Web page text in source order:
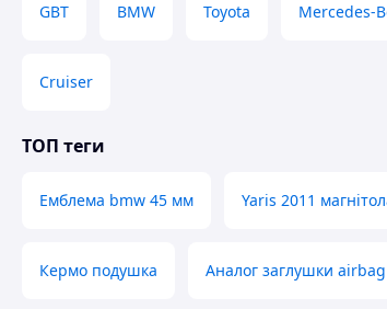
GBT BMW Toyota Mercedes-
Cruiser
ТОП теги
Емблема bmw 45 мм Yaris 2011
Кермо подушка Аналог заглушки airbag